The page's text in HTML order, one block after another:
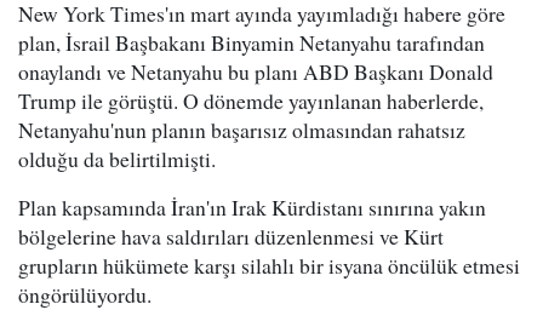
New York Times'ın mart ayında yayımladığı habere göre
plan, İsrail Başbakanı Binyamin Netanyahu tarafından
onaylandı ve Netanyahu bu planı ABD Başkanı Donald
Trump ile görüştü. O dönemde yayınlanan haberlerde,
Netanyahu'nun planın başarısız olmasından rahatsız
olduğu da belirtilmişti.
Plan kapsamında İran'ın Irak Kürdistanı sınırına yakın
bölgelerine hava saldırıları düzenlenmesi ve Kürt
grupların hükümete karşı silahlı bir isyana öncülük etmesi
öngörülüyordu.